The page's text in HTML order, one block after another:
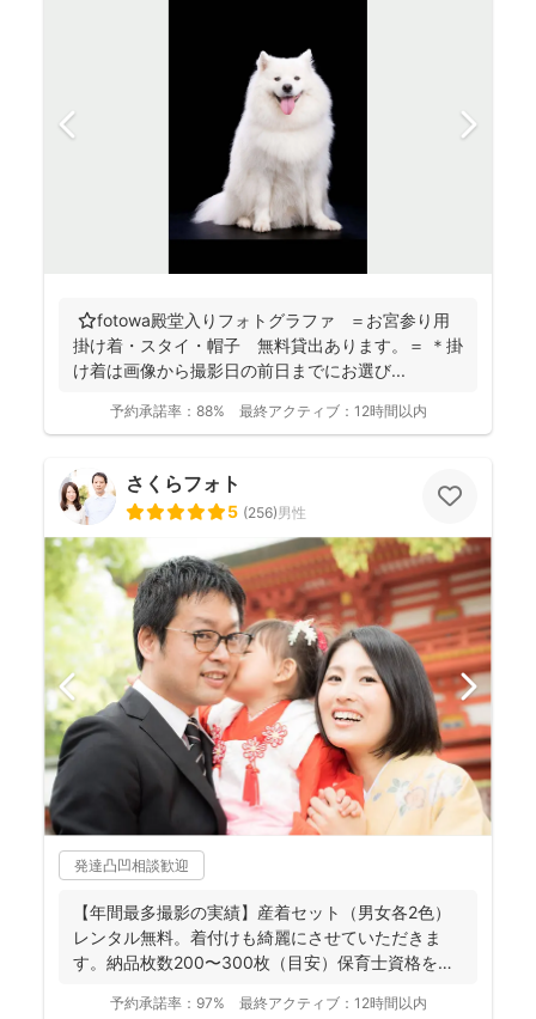
⭐️fotowa殿堂入りフォトグラファ ＝お宮参り用
掛け着・スタイ・帽子 無料貸出あります。＝ ＊掛
け着は画像から撮影日の前日までにお選び...
予約承諾率： 88% 最終アクティブ： 12時間以内
さくらフォト
5 (256)男性
発達凸凹相談歓迎
【年間最多撮影の実績】産着セット（男女各2色）
レンタル無料。着付けも綺麗にさせていただきま
す。納品枚数200〜300枚（目安）保育士資格を持
予約承諾率： 97% 最終アクティブ： 12時間以内